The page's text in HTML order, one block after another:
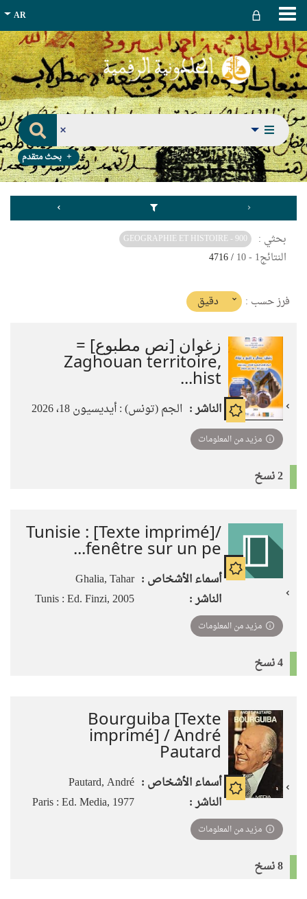
بحث متقدم
بحثي : 900 - GEOGRAPHIE ET HISTOIRE
النتائج1
-
10
/ 4716
فرز حسب : (imediat
تأثير)
دقيق
زغوان [نص مطبوع] =
Zaghouan territoire,
hist...
الناشر : الجم (تونس) : أيديسيون 18، 2026
مزيد من المعلومات
2 نسخ
Tunisie : [Texte imprimé]/
fenêtre sur un pe...
أسماء الأشخاص : Ghalia, Tahar
الناشر :
Tunis : Ed. Finzi, 2005
مزيد من المعلومات
4 نسخ
Bourguiba [Texte
imprimé] / André
Pautard
أسماء الأشخاص : Pautard, André
الناشر :
Paris : Ed. Media, 1977
مزيد من المعلومات
8 نسخ